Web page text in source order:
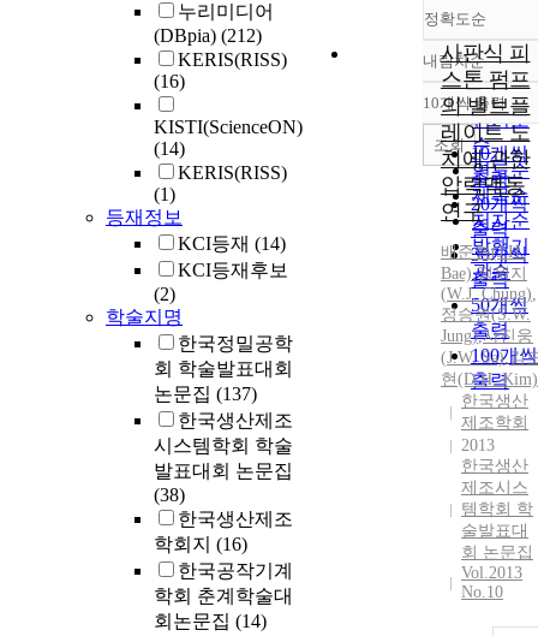
누리미디어
(DBpia) (212)
KERIS(RISS)
(16)
KISTI(ScienceON)
(14)
KERIS(RISS)
(1)
등재정보
KCI등재 (14)
KCI등재후보
(2)
학술지명
한국정밀공학
회 학술발표대회
논문집 (137)
한국생산제조
시스템학회 학술
발표대회 논문집
(38)
한국생산제조
학회지 (16)
한국공작기계
학회 춘계학술대
회논문집 (14)
정확도순
정확도
순
인기도
순
연도순
제목순
저자순
발행기
관순
내림차순
내림차
10개씩 출력
10개씩
출력
20개씩
출력
30개씩
출력
50개씩
출력
100개씩
출력
조회
사판식 피
스톤 펌프
의 밸브플
레이트 노
치에 관한
압력맥동
연구
배준형(J.H.
Bae),정원지
(W.J. Chung),
정승원(S.W.
Jung),사진웅
(J.W.Sa),김
현(D.H. Kim)
한국생산
제조학회
2013
한국생산
제조시스
템학회 학
술발표대
회 논문집
Vol.2013
No.10